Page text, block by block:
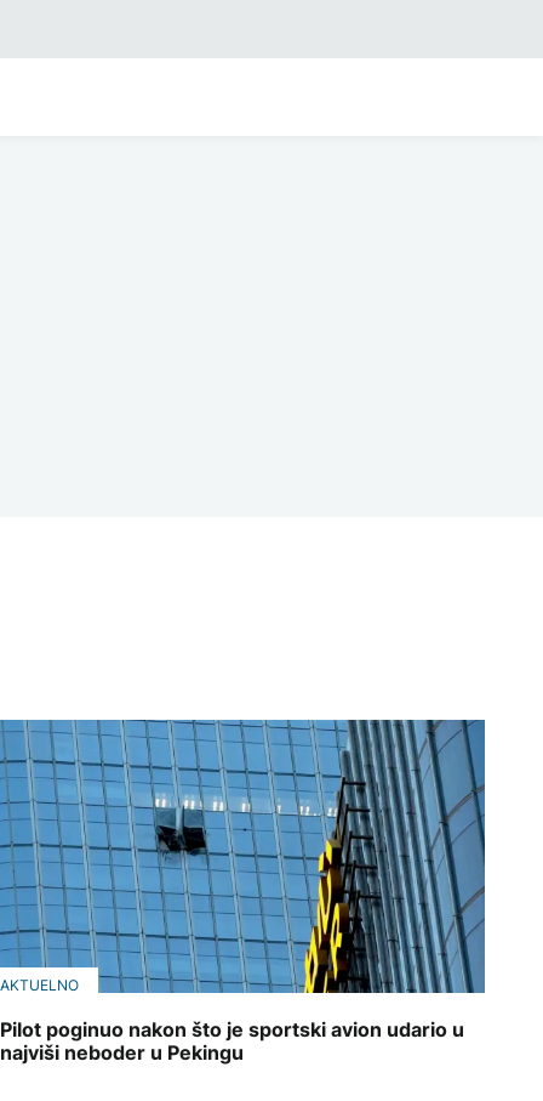
AKTUELNO
Pilot poginuo nakon što je sportski avion udario u
najviši neboder u Pekingu